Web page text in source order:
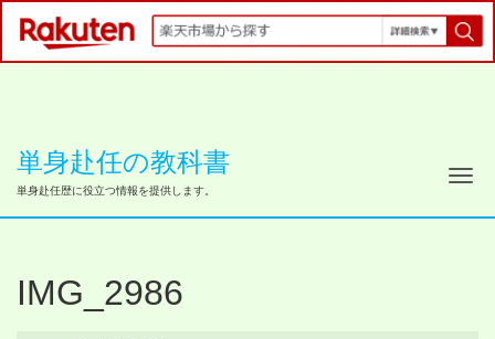
単身赴任の教科書
単身赴任歴に役立つ情報を提供します。 ナ
IMG_2986